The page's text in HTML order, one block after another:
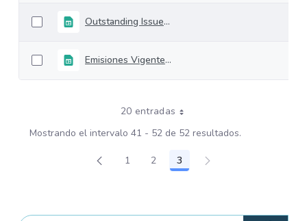
Outstanding Issues 14-january-2022
Emisiones Vigentes 07-enero-2022
20 entradas
Mostrando el intervalo 41 - 52 de 52 resultados.
Página
1 Página
2 Página
3